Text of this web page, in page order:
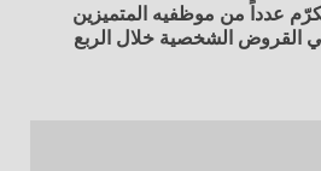
عدداً من موظفيه المتميزين
في القروض الشخصية خلال الربع